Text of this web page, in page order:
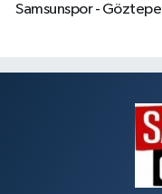
Samsunspor - Göztepe